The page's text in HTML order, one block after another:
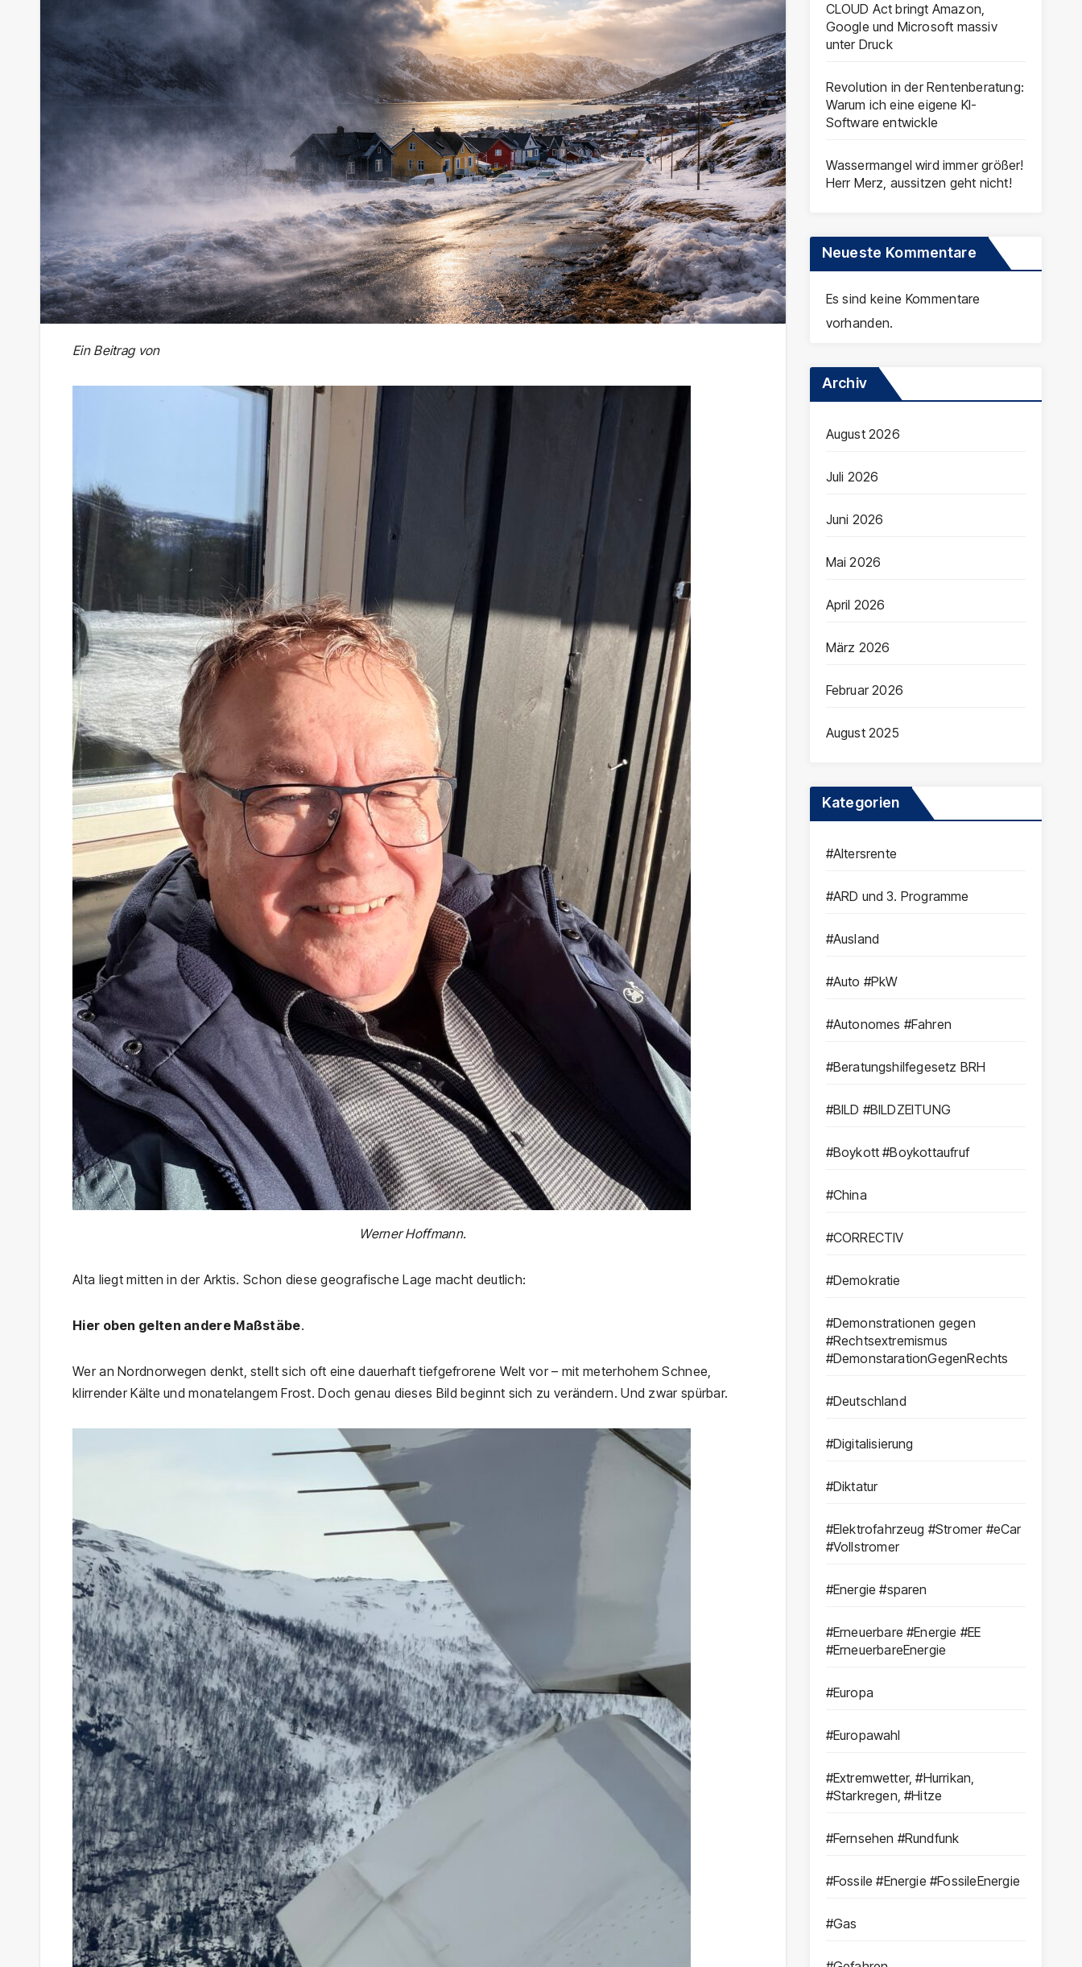
Ein Beitrag von
Werner Hoffmann.
Alta liegt mitten in der Arktis. Schon diese geografische Lage macht deutlich:
Hier oben gelten andere Maßstäbe.
Wer an Nordnorwegen denkt, stellt sich oft eine dauerhaft tiefgefrorene Welt vor – mit meterhohem Schnee,
klirrender Kälte und monatelangem Frost. Doch genau dieses Bild beginnt sich zu verändern. Und zwar spürbar.
CLOUD Act bringt Amazon,
Google und Microsoft massiv
unter Druck
Revolution in der Rentenberatung:
Warum ich eine eigene KI-
Software entwickle
Wassermangel wird immer größer!
Herr Merz, aussitzen geht nicht!
Neueste Kommentare
Es sind keine Kommentare
vorhanden.
Archiv
August 2026
Juli 2026
Juni 2026
Mai 2026
April 2026
März 2026
Februar 2026
August 2025
Kategorien
#Altersrente
#ARD und 3. Programme
#Ausland
#Auto #PkW
#Autonomes #Fahren
#Beratungshilfegesetz BRH
#BILD #BILDZEITUNG
#Boykott #Boykottaufruf
#China
#CORRECTIV
#Demokratie
#Demonstrationen gegen
#Rechtsextremismus
#DemonstarationGegenRechts
#Deutschland
#Digitalisierung
#Diktatur
#Elektrofahrzeug #Stromer #eCar
#Vollstromer
#Energie #sparen
#Erneuerbare #Energie #EE
#ErneuerbareEnergie
#Europa
#Europawahl
#Extremwetter, #Hurrikan,
#Starkregen, #Hitze
#Fernsehen #Rundfunk
#Fossile #Energie #FossileEnergie
#Gas